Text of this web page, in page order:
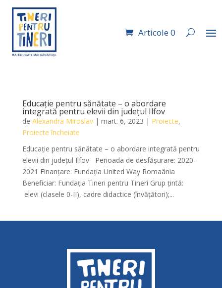
Articole 0
Educație pentru sănătate – o abordare
integrată pentru elevii din județul Ilfov
de Alexandra Miroslav| mart. 6, 2023 | Proiecte,
Proiecte încheiate
Educație pentru sănătate – o abordare integrată pentru
elevii din județul Ilfov Perioada de desfăşurare: 2020-
2021 Finanţare: Fundația United Way Romaânia
Beneficiar: Fundaţia Tineri pentru Tineri Grup ţintă:
elevi (clasele 0-II), cadre didactice (învățători);...